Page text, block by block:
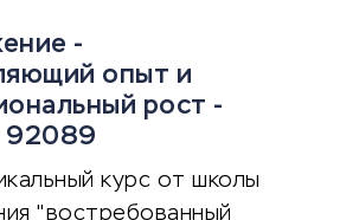
-
опыт и
рост -
курс от школы
"востребованный